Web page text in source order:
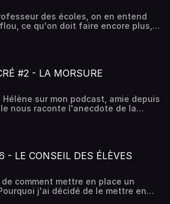
des écoles, on en entend
ce qu'on doit faire encore plus,
y participer ? Aujourd'hui je vous
Comment s'y prendre ?
acast.com/privacy pour plus
#2 - LA MORSURE
sur mon podcast, amie depuis
nous raconte l'anecdote de la
! Pleine de bonne humeur et de
apprécier cet épisode ! Bonne
- LE CONSEIL DES ÉLÈVES
comment mettre en place un
j'ai décidé de le mettre en
de CE1 ? Quels ont été les